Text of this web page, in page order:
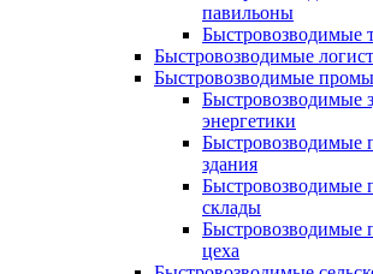
павильоны
Быстровозводимые
Быстровозводимые
Быстровозводимые
Быстровозводимые
энергетики
Быстровозводимые
здания
Быстровозводимые
склады
Быстровозводимые
цеха